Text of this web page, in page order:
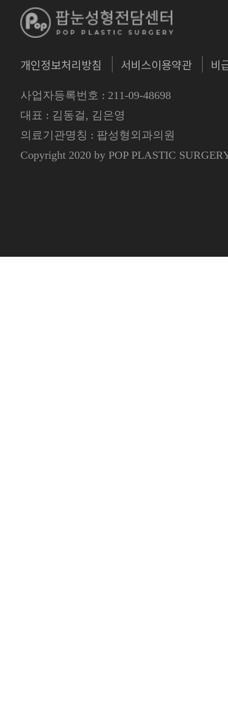
개인정보처리방침 서비스이용약관 비
사업자등록번호 : 211-09-48698
대표 : 김동걸, 김은영
의료기관명칭 : 팝성형외과의원
Copyright 2020 by POP PLASTIC